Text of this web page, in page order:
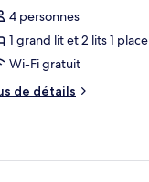
:
4 personnes
1 grand lit et 2 lits 1 place
Wi-Fi gratuit
de détails